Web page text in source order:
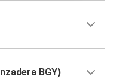
BGY)